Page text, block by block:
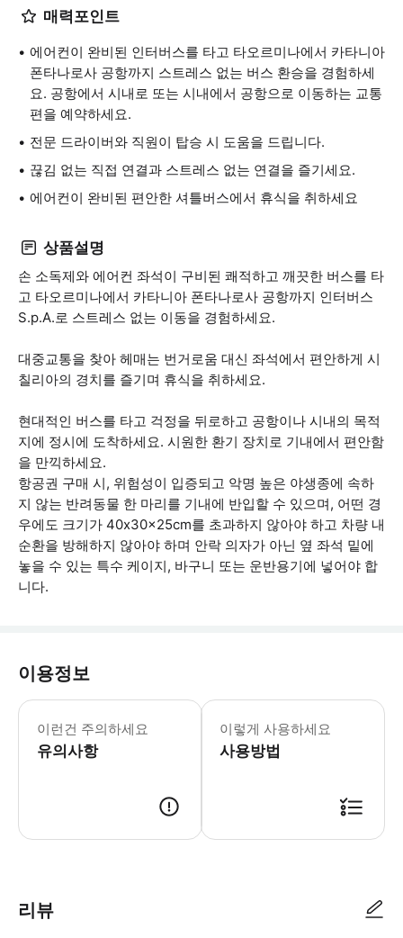
매력포인트
에어컨이 완비된 인터버스를 타고 타오르미나에서 카타니아
폰타나로사 공항까지 스트레스 없는 버스 환승을 경험하세
요. 공항에서 시내로 또는 시내에서 공항으로 이동하는 교통
편을 예약하세요.
전문 드라이버와 직원이 탑승 시 도움을 드립니다.
끊김 없는 직접 연결과 스트레스 없는 연결을 즐기세요.
에어컨이 완비된 편안한 셔틀버스에서 휴식을 취하세요
상품설명
손 소독제와 에어컨 좌석이 구비된 쾌적하고 깨끗한 버스를 타
고 타오르미나에서 카타니아 폰타나로사 공항까지 인터버스
S.p.A.로 스트레스 없는 이동을 경험하세요.
대중교통을 찾아 헤매는 번거로움 대신 좌석에서 편안하게 시
칠리아의 경치를 즐기며 휴식을 취하세요.
현대적인 버스를 타고 걱정을 뒤로하고 공항이나 시내의 목적
지에 정시에 도착하세요. 시원한 환기 장치로 기내에서 편안함
을 만끽하세요.
항공권 구매 시, 위험성이 입증되고 악명 높은 야생종에 속하
지 않는 반려동물 한 마리를 기내에 반입할 수 있으며, 어떤 경
우에도 크기가 40x30x25cm를 초과하지 않아야 하고 차량 내
순환을 방해하지 않아야 하며 안락 의자가 아닌 옆 좌석 밑에
놓을 수 있는 특수 케이지, 바구니 또는 운반용기에 넣어야 합
니다.
이용정보
이런건 주의하세요
유의사항
* 소요시간 : 85분 (옵션에 따라 소요
이렇게 사용하세요
사용방법
리뷰